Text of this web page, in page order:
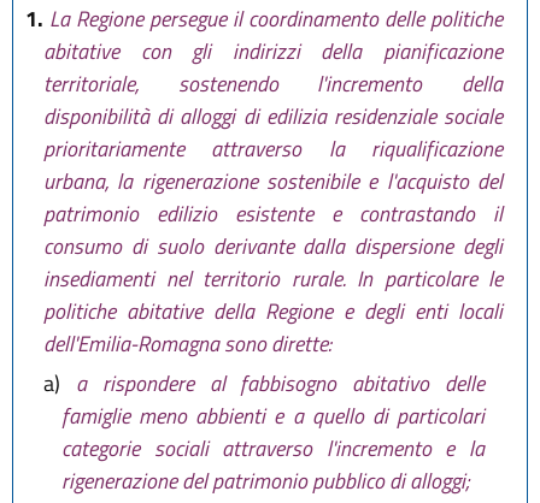
1. La Regione persegue il coordinamento delle politiche
abitative con gli indirizzi della pianificazione
territoriale, sostenendo l'incremento della
disponibilità di alloggi di edilizia residenziale sociale
prioritariamente attraverso la riqualificazione
urbana, la rigenerazione sostenibile e l'acquisto del
patrimonio edilizio esistente e contrastando il
consumo di suolo derivante dalla dispersione degli
insediamenti nel territorio rurale. In particolare le
politiche abitative della Regione e degli enti locali
dell'Emilia-Romagna sono dirette:
a) a rispondere al fabbisogno abitativo delle
famiglie meno abbienti e a quello di particolari
categorie sociali attraverso l'incremento e la
rigenerazione del patrimonio pubblico di alloggi;